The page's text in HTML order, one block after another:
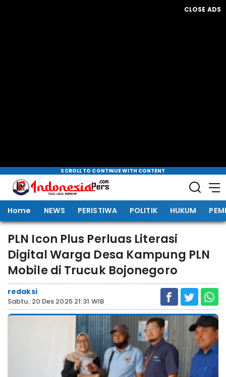
CLOSE ADS
SCROLL TO CONTINUE WITH CONTENT
Home NEWS PERISTIWA POLITIK HUKUM
PLN Icon Plus Perluas Literasi
Digital Warga Desa Kampung PLN
Mobile di Trucuk Bojonegoro
redaksi
Sabtu, 20 Des 2025 21:31 WIB